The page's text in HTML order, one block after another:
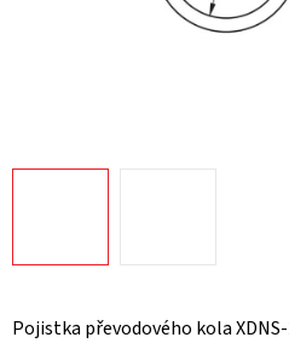
Pojistka převodového kola XDNS-